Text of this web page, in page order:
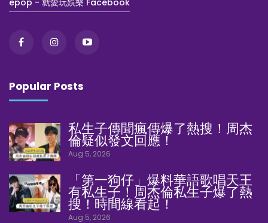
epop - 就愛玩娛樂 Facebook
Popular Posts
私生子傳聞瘋傳爆了熱搜！周杰
倫疑似發文回應！
Aug 5, 2026
「第一狗仔」爆料華語歌唱天王
有私生子！周杰倫私生子爆了熱
搜！時間線看起！
Aug 5, 2026